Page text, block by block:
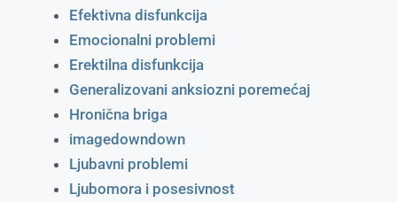
Efektivna disfunkcija
Emocionalni problemi
Erektilna disfunkcija
Generalizovani anksiozni poremećaj
Hronična briga
imagedowndown
Ljubavni problemi
Ljubomora i posesivnost